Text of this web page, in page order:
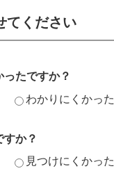
てください
たですか？
わかりにくかった
か？
見つけにくかった